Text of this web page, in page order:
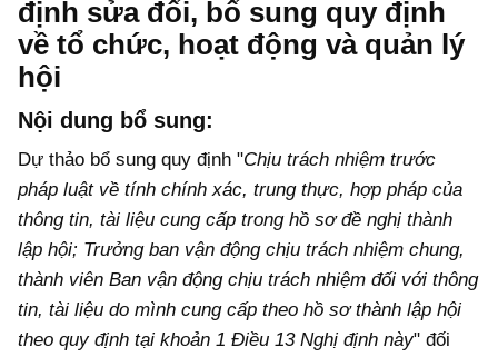
định sửa đổi, bổ sung quy định
về tổ chức, hoạt động và quản lý
hội
Nội dung bổ sung:
Dự thảo bổ sung quy định "Chịu trách nhiệm trước
pháp luật về tính chính xác, trung thực, hợp pháp của
thông tin, tài liệu cung cấp trong hồ sơ đề nghị thành
lập hội; Trưởng ban vận động chịu trách nhiệm chung,
thành viên Ban vận động chịu trách nhiệm đối với thông
tin, tài liệu do mình cung cấp theo hồ sơ thành lập hội
theo quy định tại khoản 1 Điều 13 Nghị định này" đối